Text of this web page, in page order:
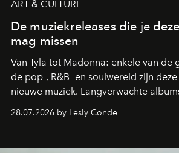
ART & CULTURE
De muziekreleases die je
mag missen
Van Tyla tot Madonna: enkele van de
de pop-, R&B- en soulwereld zijn
nieuwe muziek. Langverwachte
de releases die je niet mag missen.
28.07.2026 by Lesly Conde